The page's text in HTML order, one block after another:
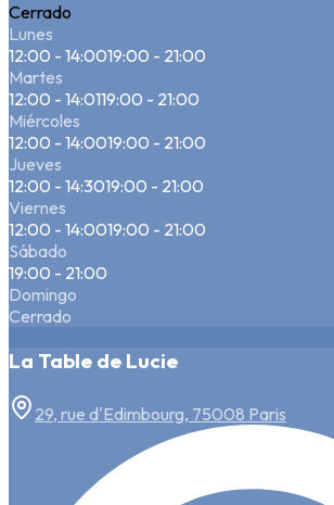
Cerrado
Lunes
12:00 - 14:0019:00 - 21:00
Martes
12:00 - 14:0119:00 - 21:00
Miércoles
12:00 - 14:0019:00 - 21:00
Jueves
12:00 - 14:3019:00 - 21:00
Viernes
12:00 - 14:0019:00 - 21:00
Sábado
19:00 - 21:00
Domingo
Cerrado
La Table de Lucie
29, rue d'Edimbourg, 75008 Paris